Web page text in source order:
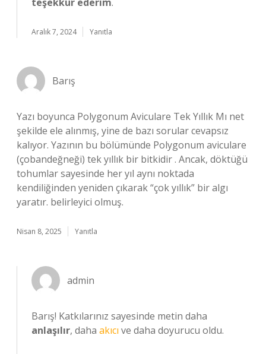
Aralık 7, 2024 Yanıtla
Barış
Yazı boyunca Polygonum Aviculare Tek Yıllık Mı net
şekilde ele alınmış, yine de bazı sorular cevapsız
kalıyor. Yazının bu bölümünde Polygonum aviculare
(çobandeğneği) tek yıllık bir bitkidir . Ancak, döktüğü
tohumlar sayesinde her yıl aynı noktada
kendiliğinden yeniden çıkarak “çok yıllık” bir algı
yaratır. belirleyici olmuş.
Nisan 8, 2025 Yanıtla
admin
Barış! Katkılarınız sayesinde metin daha
anlaşılır, daha akıcı ve daha doyurucu oldu.